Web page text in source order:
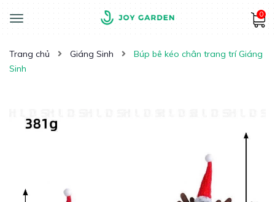
Toggle
navigation
0
Trang chủ Giáng Sinh
Búp bê kéo chân trang trí Giáng
Sinh